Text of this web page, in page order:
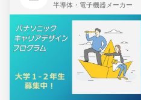
半導体・電子機器メーカー